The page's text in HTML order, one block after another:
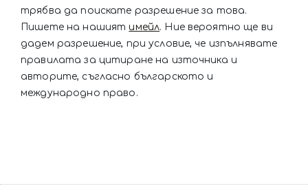
трябва да поискате разрешение за това.
Пишете на нашиятимейл. Ние вероятно ще ви
дадем разрешение, при условие, че изпълнявате
правилата за цитиране на източника и
авторите, съгласно българското и
международно право.